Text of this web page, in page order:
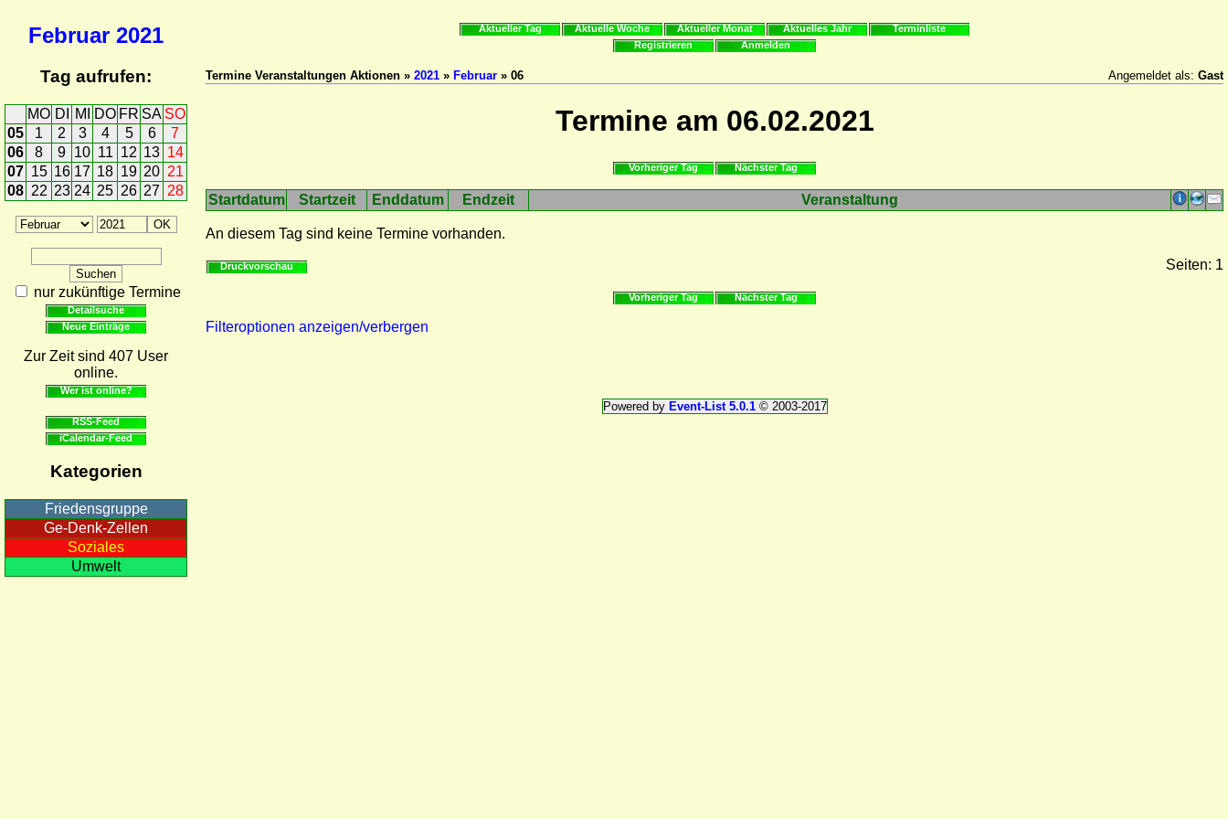
Februar 2021
Tag aufrufen:
MO DI MI DO FR SA SO
05
1 2 3 4 5 6
7
06
8 9 10 11 12 13 14
07 15 16 17 18 19 20 21
08 22 23 24 25 26 27 28
nur zukünftige Termine
Detailsuche
Neue Einträge
Zur Zeit sind 407 User
online.
Wer ist online?
RSS-Feed
iCalendar-Feed
Kategorien
Friedensgruppe
Ge-Denk-Zellen
Soziales
Umwelt
Aktueller Tag Aktuelle Woche Aktueller Monat Aktuelles Jahr
Terminliste
Registrieren
Anmelden
Termine Veranstaltungen Aktionen » 2021 » Februar » 06 Angemeldet als: Gast
Termine am 06.02.2021
Vorheriger Tag Nächster Tag
Startdatum Startzeit Enddatum Endzeit Veranstaltung
An diesem Tag sind keine Termine vorhanden.
Druckvorschau Seiten: 1
Vorheriger Tag Nächster Tag
Filteroptionen anzeigen/verbergen
Powered by Event-List 5.0.1© 2003-2017